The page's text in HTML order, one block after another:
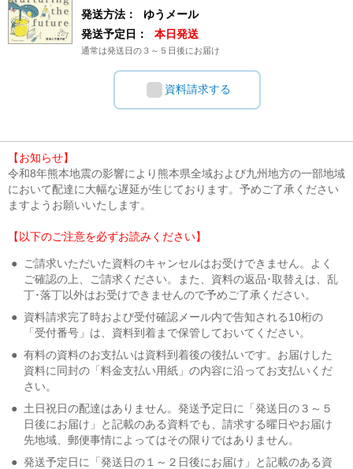
発送方法：
ゆうメール
発送予定日：
本日発送
通常は発送日の３～５日後にお届け
資料請求する
【お知らせ】
令和8年熊本地震の影響により熊本県全域および九州地方の一部地域
において配達に大幅な遅延が生じております。予めご了承ください
ますようお願いいたします。
【以下のご注意を必ずお読みください】
●
ご請求いただいた資料のキャンセルはお受けできません。よく
ご確認の上、ご請求ください。また、資料の返品･取替えは、乱
丁･落丁以外はお受けできませんので予めご了承ください。
● 資料請求完了時および受付確認メール内で告知される10桁の
「受付番号」は、資料到着まで保管しておいてください。
● 有料の資料のお支払いは資料到着後の後払いです。お届けした
資料に同封の「料金支払い用紙」の内容に沿ってお支払いくだ
さい。
● 土日祝日の配達はありません。発送予定日に「発送日の３～５
日後にお届け」と記載のある資料でも、請求する曜日やお届け
先地域、郵便事情によってはその限りではありません。
● 発送予定日に「発送日の１～２日後にお届け」と記載のある資